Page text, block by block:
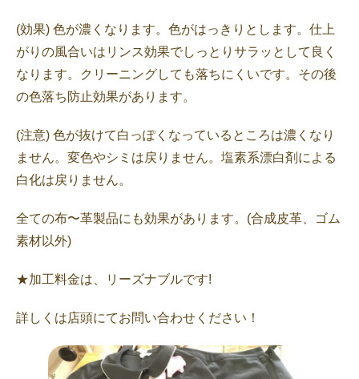
(効果) 色が濃くなります。色がはっきりとします。仕上
がりの風合いはリンス効果でしっとりサラッとして良く
なります。クリーニングしても落ちにくいです。その後
の色落ち防止効果があります。
(注意) 色が抜けて白っぽくなっているところは濃くなり
ません。変色やシミは戻りません。塩素系漂白剤による
白化は戻りません。
全ての布〜革製品にも効果があります。(合成皮革、ゴム
素材以外)
★加工料金は、リーズナブルです!
詳しくは店頭にてお問い合わせください！